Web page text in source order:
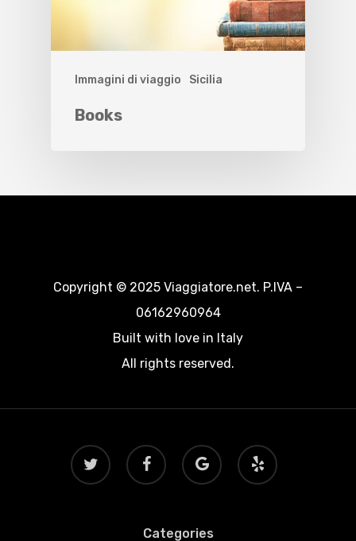
Immagini di viaggio Sicilia
Books
Copyright © 2025 Viaggiatore.net. P.IVA –
06162960964
Built with love in Italy
All rights reserved.
twitter facebook
google-
plus
yelp
Categories